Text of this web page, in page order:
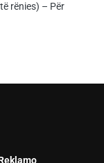
rënies) – Për